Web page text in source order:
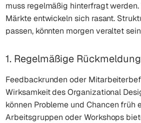
muss regelmäßig hinterfragt
Märkte entwickeln sich rasant.
passen, könnten morgen veraltet
1. Regelmäßige
Feedbackrunden oder
Wirksamkeit des Organizational
können Probleme und Chancen früh
Arbeitsgruppen oder Workshops